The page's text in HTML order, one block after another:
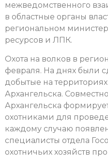
межведомственного
в областные органы
региональном
ресурсов и ЛПК.
Охота на волков в
февраля. На днях были
добытые на
Архангельска.
Архангельска
охотниками для
каждому случаю
специалисты отдела
охотничьих хозяйств